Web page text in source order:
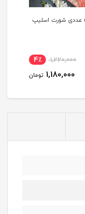
پک 5 عددی شورت اسلیپ
1,220,000 4٪
1,180,000 تومان